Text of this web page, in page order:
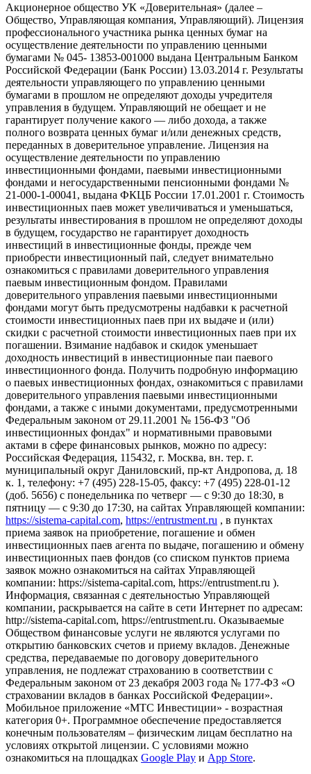
Акционерное общество УК «Доверительная» (далее –
Общество, Управляющая компания, Управляющий). Лицензия
профессионального участника рынка ценных бумаг на
осуществление деятельности по управлению ценными
бумагами № 045- 13853-001000 выдана Центральным Банком
Российской Федерации (Банк России) 13.03.2014 г. Результаты
деятельности управляющего по управлению ценными
бумагами в прошлом не определяют доходы учредителя
управления в будущем. Управляющий не обещает и не
гарантирует получение какого — либо дохода, а также
полного возврата ценных бумаг и/или денежных средств,
переданных в доверительное управление. Лицензия на
осуществление деятельности по управлению
инвестиционными фондами, паевыми инвестиционными
фондами и негосударственными пенсионными фондами №
21-000-1-00041, выдана ФКЦБ России 17.01.2001 г. Стоимость
инвестиционных паев может увеличиваться и уменьшаться,
результаты инвестирования в прошлом не определяют доходы
в будущем, государство не гарантирует доходность
инвестиций в инвестиционные фонды, прежде чем
приобрести инвестиционный пай, следует внимательно
ознакомиться с правилами доверительного управления
паевым инвестиционным фондом. Правилами
доверительного управления паевыми инвестиционными
фондами могут быть предусмотрены надбавки к расчетной
стоимости инвестиционных паев при их выдаче и (или)
скидки с расчетной стоимости инвестиционных паев при их
погашении. Взимание надбавок и скидок уменьшает
доходность инвестиций в инвестиционные паи паевого
инвестиционного фонда. Получить подробную информацию
о паевых инвестиционных фондах, ознакомиться с правилами
доверительного управления паевыми инвестиционными
фондами, а также с иными документами, предусмотренными
Федеральным законом от 29.11.2001 № 156-ФЗ "Об
инвестиционных фондах" и нормативными правовыми
актами в сфере финансовых рынков, можно по адресу:
Российская Федерация, 115432, г. Москва, вн. тер. г.
муниципальный округ Даниловский, пр-кт Андропова, д. 18
к. 1, телефону: +7 (495) 228-15-05, факсу: +7 (495) 228-01-12
(доб. 5656) с понедельника по четверг — c 9:30 до 18:30, в
пятницу — с 9:30 до 17:30, на сайтах Управляющей компании:
https://sistema-capital.com, https://entrustment.ru , в пунктах
приема заявок на приобретение, погашение и обмен
инвестиционных паев агента по выдаче, погашению и обмену
инвестиционных паев фондов (со списком пунктов приема
заявок можно ознакомиться на сайтах Управляющей
компании: https://sistema-capital.com, https://entrustment.ru ).
Информация, связанная с деятельностью Управляющей
компании, раскрывается на сайте в сети Интернет по адресам:
http://sistema-capital.com, https://entrustment.ru. Оказываемые
Обществом финансовые услуги не являются услугами по
открытию банковских счетов и приему вкладов. Денежные
средства, передаваемые по договору доверительного
управления, не подлежат страхованию в соответствии с
Федеральным законом от 23 декабря 2003 года № 177-ФЗ «О
страховании вкладов в банках Российской Федерации».
Мобильное приложение «МТС Инвестиции» - возрастная
категория 0+. Программное обеспечение предоставляется
конечным пользователям – физическим лицам бесплатно на
условиях открытой лицензии. С условиями можно
ознакомиться на площадках Google Play и App Store.